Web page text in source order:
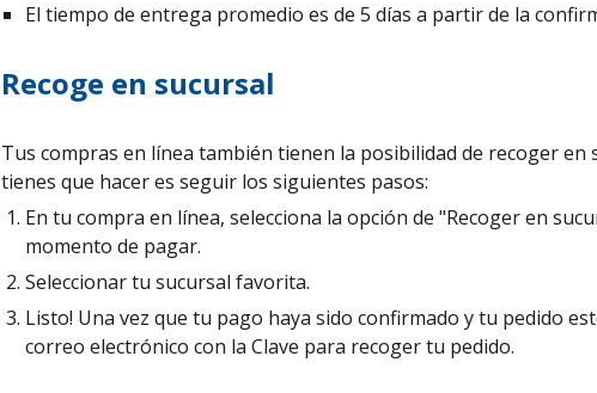
El tiempo de entrega promedio es de 5 días a partir de la
Recoge en sucursal
Tus compras en línea también tienen la posibilidad de recoger en
tienes que hacer es seguir los siguientes pasos:
En tu compra en línea, selecciona la opción de "Recoger en
momento de pagar.
Seleccionar tu sucursal favorita.
Listo! Una vez que tu pago haya sido confirmado y tu pedido
correo electrónico con la Clave para recoger tu pedido.